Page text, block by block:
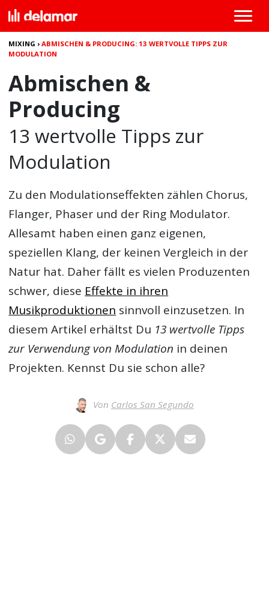
MIXING ›ABMISCHEN & PRODUCING: 13 WERTVOLLE TIPPS ZUR
MODULATION
Abmischen &
Producing
13 wertvolle Tipps zur
Modulation
Zu den Modulationseffekten zählen Chorus,
Flanger, Phaser und der Ring Modulator.
Allesamt haben einen ganz eigenen,
speziellen Klang, der keinen Vergleich in der
Natur hat. Daher fällt es vielen Produzenten
schwer, diese Effekte in ihren
Musikproduktionen sinnvoll einzusetzen. In
diesem Artikel erhältst Du 13 wertvolle Tipps
zur Verwendung von Modulation in deinen
Projekten. Kennst Du sie schon alle?
Von Carlos San Segundo